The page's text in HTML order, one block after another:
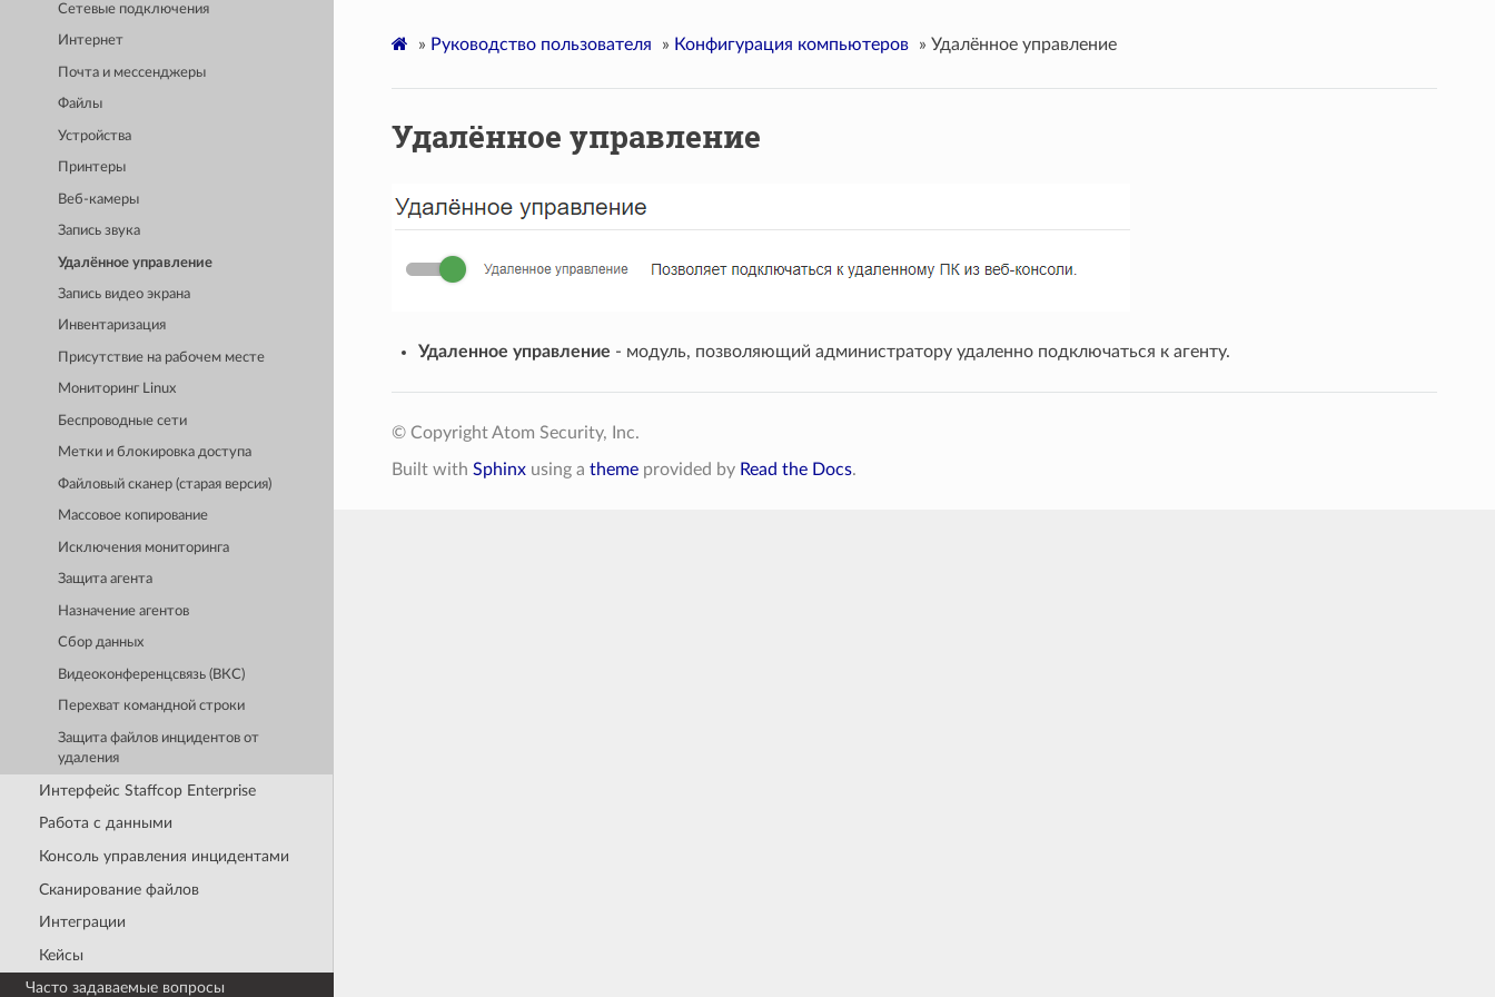
Сетевые подключения
Интернет
Почта и мессенджеры
Файлы
Устройства
Принтеры
Веб-камеры
Запись звука
Удалённое управление
Запись видео экрана
Инвентаризация
Присутствие на рабочем месте
Мониторинг Linux
Беспроводные сети
Метки и блокировка доступа
Файловый сканер (старая версия)
Массовое копирование
Исключения мониторинга
Защита агента
Назначение агентов
Сбор данных
Видеоконференцсвязь (ВКС)
Перехват командной строки
Защита файлов инцидентов от
удаления
Интерфейс Staffcop Enterprise
Работа с данными
Консоль управления инцидентами
Сканирование файлов
Интеграции
Кейсы
Часто задаваемые вопросы
» Руководство пользователя » Конфигурация компьютеров » Удалённое управление
Удалённое управление
Удаленное управление - модуль, позволяющий администратору удаленно подключаться к агенту.
© Copyright Atom Security, Inc.
Built with Sphinxusing a themeprovided by Read the Docs.